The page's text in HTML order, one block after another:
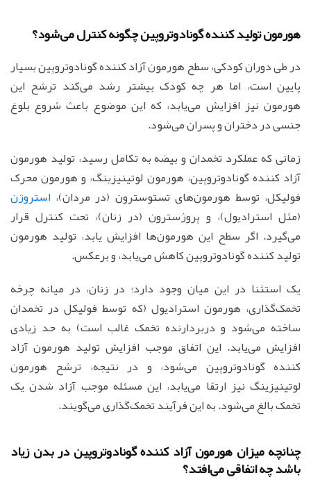
هورمون تولید کننده گونادوتروپین چگونه کنترل می‌شود؟
در طی دوران کودکی، سطح هورمون آزاد کننده گونادوتروپین بسیار
پایین است، اما هر چه کودک بیشتر رشد می‌کند ترشح این
هورمون نیز افزایش می‌یابد، که این موضوع باعث شروع بلوغ
جنسی در دختران و پسران می‌شود.
زمانی که عملکرد تخمدان و بیضه به تکامل رسید، تولید هورمون
آزاد کننده گونادوتروپین، هورمون لوتینیزینگ، و هورمون محرک
فولیکل، توسط هورمون‌های تستوسترون (در مردان)، استروژن
(مثل استرادیول)، و پروژسترون (در زنان)، تحت کنترل قرار
می‌گیرد. اگر سطح این هورمون‌ها افزایش یابد، تولید هورمون
تولید کننده گونادوتروپین کاهش می‌یابد، و برعکس.
یک استثنا در این میان وجود دارد؛ در زنان، در میانه چرخه
تخمک‌گذاری، هورمون استرادیول (که توسط فولیکل در تخمدان
ساخته می‌شود و دربردارنده تخمک غالب است) به حد زیادی
افزایش می‌یابد. این اتفاق موجب افزایش تولید هورمون آزاد
کننده گونادوتروپین می‌شود، و در نتیجه، ترشح هورمون
لوتینیزینگ نیز ارتقا می‌یابد، این مسئله موجب آزاد شدن یک
تخمک بالغ می‌شود. به این فرآیند تخمک‌گذاری می‌گویند.
چنانچه میزان هورمون آزاد کننده گونادوتروپین در بدن زیاد
باشد چه اتفاقی می‌افتد؟